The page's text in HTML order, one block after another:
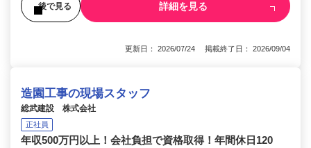
後で見る 詳細を見る
更新日： 2026/07/24 掲載終了日： 2026/09/04
造園工事の現場スタッフ
総武建設 株式会社
正社員
年収500万円以上！会社負担で資格取得！年間休日120